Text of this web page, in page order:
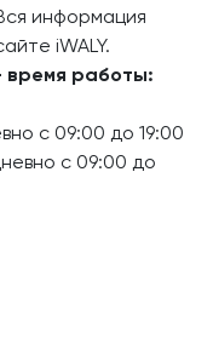
информация
iWALY.
время работы:
с 09:00 до 19:00
с 09:00 до